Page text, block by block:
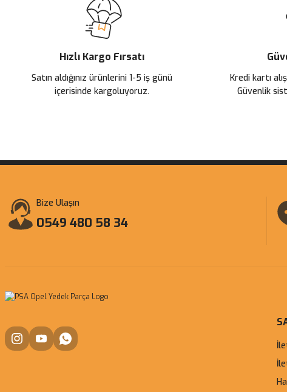
Ürün açıklamasında eksik bilgiler bulunuyor.
Ürün bilgilerinde hatalar bulunuyor.
Ürün fiyatı diğer sitelerden daha pahalı.
Bu ürüne benzer farklı alternatifler olmalı.
Hızlı Kargo Fırsatı
Satın aldığınız ürünlerini 1-5 iş günü
içerisinde kargoluyoruz.
Kredi kartı
Güvenlik
Bize Ulaşın
0549 480 58 34